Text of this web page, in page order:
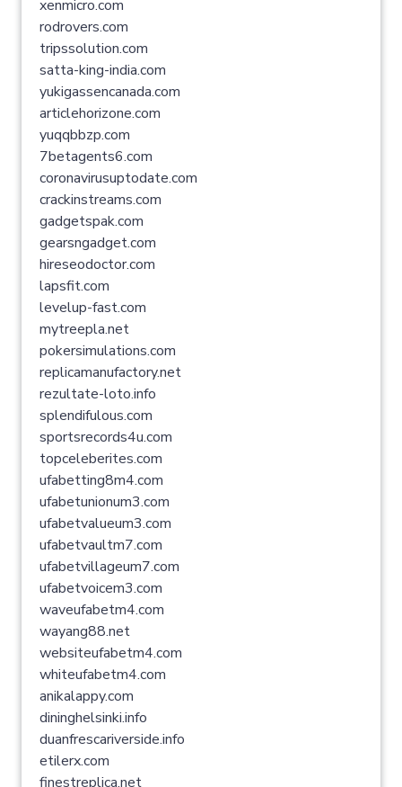
xenmicro.com
rodrovers.com
tripssolution.com
satta-king-india.com
yukigassencanada.com
articlehorizone.com
yuqqbbzp.com
7betagents6.com
coronavirusuptodate.com
crackinstreams.com
gadgetspak.com
gearsngadget.com
hireseodoctor.com
lapsfit.com
levelup-fast.com
mytreepla.net
pokersimulations.com
replicamanufactory.net
rezultate-loto.info
splendifulous.com
sportsrecords4u.com
topceleberites.com
ufabetting8m4.com
ufabetunionum3.com
ufabetvalueum3.com
ufabetvaultm7.com
ufabetvillageum7.com
ufabetvoicem3.com
waveufabetm4.com
wayang88.net
websiteufabetm4.com
whiteufabetm4.com
anikalappy.com
dininghelsinki.info
duanfrescariverside.info
etilerx.com
finestreplica.net